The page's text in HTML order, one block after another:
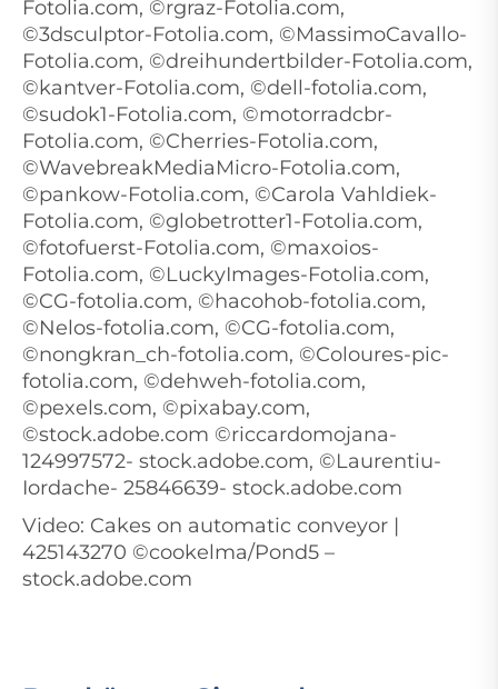
Fotolia.com, ©rgraz-Fotolia.com,
©3dsculptor-Fotolia.com, ©MassimoCavallo-
Fotolia.com, ©dreihundertbilder-Fotolia.com,
©kantver-Fotolia.com, ©dell-fotolia.com,
©sudok1-Fotolia.com, ©motorradcbr-
Fotolia.com, ©Cherries-Fotolia.com,
©WavebreakMediaMicro-Fotolia.com,
©pankow-Fotolia.com, ©Carola Vahldiek-
Fotolia.com, ©globetrotter1-Fotolia.com,
©fotofuerst-Fotolia.com, ©maxoios-
Fotolia.com, ©LuckyImages-Fotolia.com,
©CG-fotolia.com, ©hacohob-fotolia.com,
©Nelos-fotolia.com, ©CG-fotolia.com,
©nongkran_ch-fotolia.com, ©Coloures-pic-
fotolia.com, ©dehweh-fotolia.com,
©pexels.com, ©pixabay.com,
©stock.adobe.com ©riccardomojana-
124997572- stock.adobe.com, ©Laurentiu-
Iordache- 25846639- stock.adobe.com
Video: Cakes on automatic conveyor |
425143270 ©cookelma/Pond5 –
stock.adobe.com